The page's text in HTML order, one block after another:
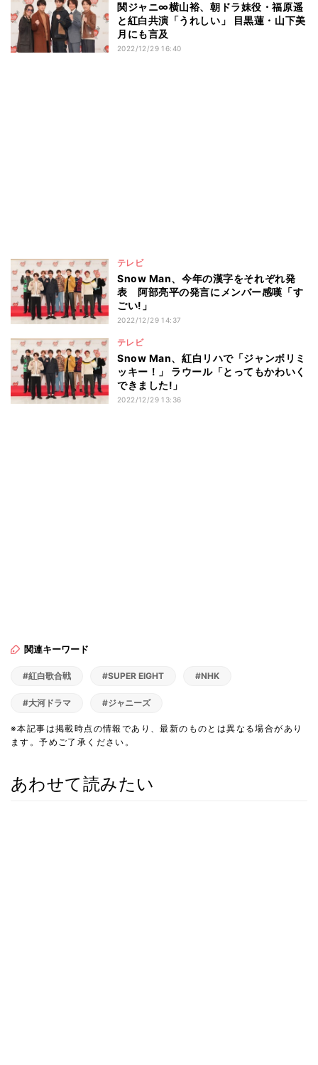
関ジャニ∞横山裕、朝ドラ妹役・福原遥
と紅白共演「うれしい」 目黒蓮・山下美
月にも言及
2022/12/29 16:40
テレビ
Snow Man、今年の漢字をそれぞれ発
表 阿部亮平の発言にメンバー感嘆「す
ごい!」
2022/12/29 14:37
テレビ
Snow Man、紅白リハで「ジャンボリミ
ッキー！」 ラウール「とってもかわいく
できました!」
2022/12/29 13:36
関連キーワード
#紅白歌合戦 #SUPER EIGHT #NHK
#大河ドラマ #ジャニーズ
※本記事は掲載時点の情報であり、最新のものとは異なる場合があり
ます。予めご了承ください。
あわせて読みたい